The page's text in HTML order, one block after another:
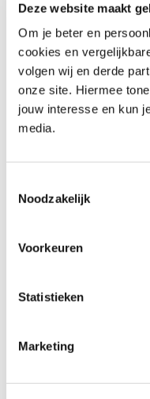
Deze website maakt
Om je beter en
cookies en
volgen wij en derde
onze site. Hiermee
jouw interesse en kun
media.
Noodzakelijk
Voorkeuren
Statistieken
Marketing
Adres *
Telefoonnummer
E-mailadres *